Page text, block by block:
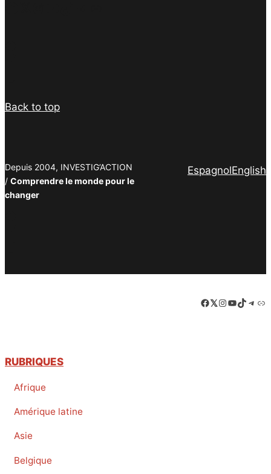
Back to top
Depuis 2004, INVESTIG’ACTION
/ Comprendre le monde pour le
changer
EspagnolEnglish
Facebook
LinkedIn
Instagram
YouTube
TikTok
RUBRIQUES
Afrique
Amérique latine
Asie
Belgique